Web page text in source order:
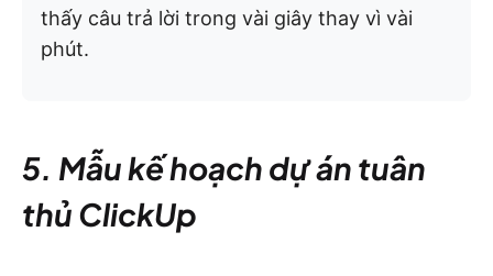
thấy câu trả lời trong vài giây thay vì vài
phút.
5. Mẫu kế hoạch dự án tuân
thủ ClickUp